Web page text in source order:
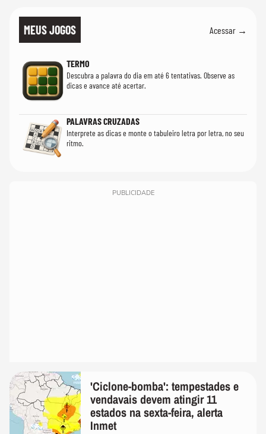
MEUS JOGOS Acessar →
TERMO
Descubra a palavra do dia em até 6 tentativas. Observe as
dicas e avance até acertar.
PALAVRAS CRUZADAS
Interprete as dicas e monte o tabuleiro letra por letra, no seu
ritmo.
PUBLICIDADE
'Ciclone-bomba': tempestades e
vendavais devem atingir 11
estados na sexta-feira, alerta
Inmet